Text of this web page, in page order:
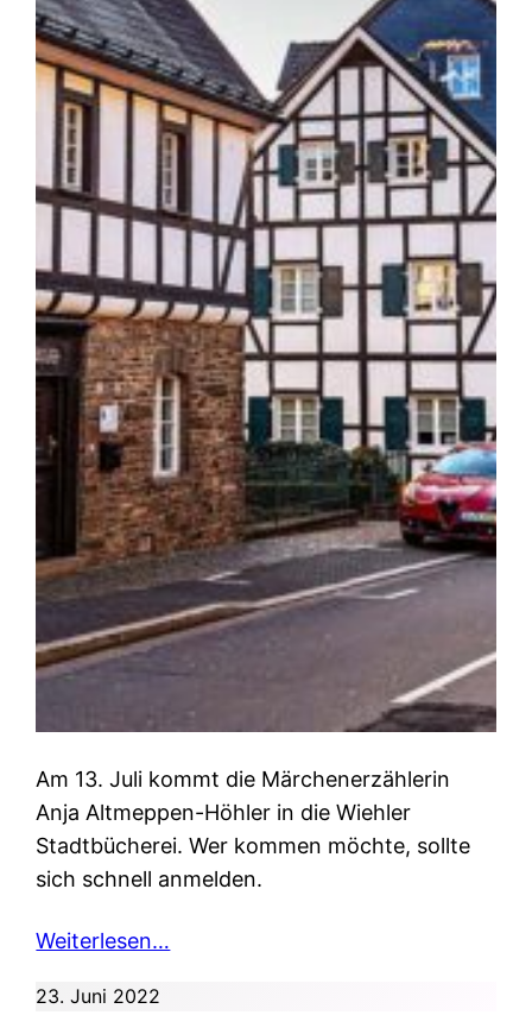
Am 13. Juli kommt die Märchenerzählerin
Anja Altmeppen-Höhler in die Wiehler
Stadtbücherei. Wer kommen möchte, sollte
sich schnell anmelden.
Weiterlesen…
23. Juni 2022